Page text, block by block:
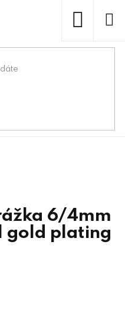
6/4mm
gold plating